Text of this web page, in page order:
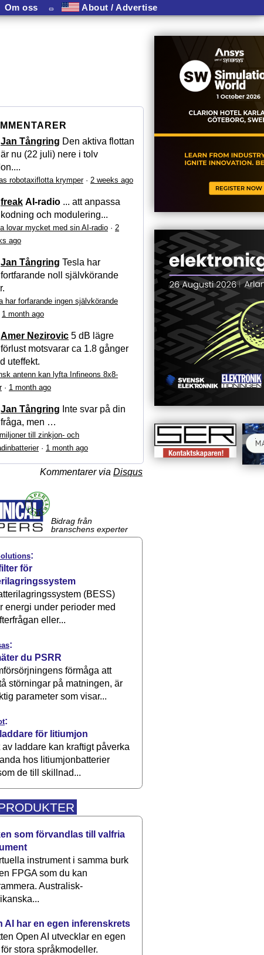
Om oss ⏛ About / Advertise
Jan Tångring Den aktiva flottan
är nu (22 juli) nere i tolv
robotaxiflotta krymper· 2 weeks ago
freak AI-radio ... att anpassa
kodning och modulering...
lovar mycket med sin AI-radio · 2
ago
Jan Tångring Tesla har
fortfarande noll självkörande
har forfarande ingen självkörande
1 month ago
Amer Nezirovic 5 dB lägre
förlust motsvarar ca 1.8 gånger
uteffekt.
antenn kan lyfta Infineons 8x8-
· 1 month ago
Jan Tångring Inte svar på din
fråga, men …
till zinkjon- och
· 1 month ago
Kommentarer via Disqus
Bidrag från
branschens experter
:
för
(BESS)
energi under perioder med
eller...
:
du PSRR
förmåga att
störningar på matningen, är
parameter som visar...
:
för litiumjon
av laddare kan kraftigt påverka
hos litiumjonbatterier
de till skillnad...
som förvandlas till valfria
instrument i samma burk
FPGA som du kan
Australisk-
AI har en egen inferenskrets
Open AI utvecklar en egen
för stora språkmodeller.